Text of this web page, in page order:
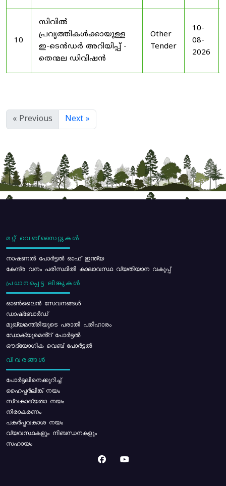
10
സിവിൽ
പ്രവൃത്തികൾക്കായുള്ള
ഇ-ടെൻഡർ അറിയിപ്പ് -
തെന്മല ഡിവിഷൻ
Other
Tender
10-
08-
2026
« Previous Next »
മറ്റ് വെബ്സൈറ്റുകൾ
നാഷണൽ പോർട്ടൽ ഓഫ് ഇന്ത്യ
കേന്ദ്ര വനം പരിസ്ഥിതി കാലാവസ്ഥ വ്യതിയാന വകുപ്പ്
പ്രധാനപ്പെട്ട ലിങ്കുകൾ
ഓൺലൈൻ സേവനങ്ങൾ
ഡാഷ്ബോർഡ്
മുഖ്യമന്ത്രിയുടെ പരാതി പരിഹാരം
ഡോക്യുമെൻ്റ് പോർട്ടൽ
ഔദ്യോഗിക വെബ് പോർട്ടൽ
വിവരങ്ങൾ
പോര്‍ട്ടലിനെക്കുറിച്ച്
ഹൈപ്പർലിങ്ക് നയം
സ്വകാര്യതാ നയം
നിരാകരണം
പകർപ്പവകാശ നയം
വ്യവസ്ഥകളും നിബന്ധനകളും
സഹായം